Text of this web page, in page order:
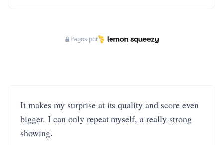
Pagos por
It makes my surprise at its quality and score even
bigger. I can only repeat myself, a really strong
showing.